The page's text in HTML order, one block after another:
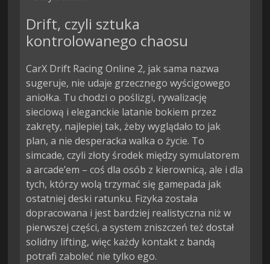
Drift, czyli sztuka
kontrolowanego chaosu
CarX Drift Racing Online 2, jak sama nazwa
sugeruje, nie udaje grzecznego wyścigowego
aniołka. Tu chodzi o poślizgi, rywalizację
sieciową i eleganckie latanie bokiem przez
zakręty, najlepiej tak, żeby wyglądało to jak
plan, a nie desperacka walka o życie. To
simcade, czyli złoty środek między symulatorem
a arcade’em – coś dla osób z kierownicą, ale i dla
tych, którzy wolą trzymać się gamepada jak
ostatniej deski ratunku. Fizyka została
dopracowana i jest bardziej realistyczna niż w
pierwszej części, a system zniszczeń też dostał
solidny lifting, więc każdy kontakt z bandą
potrafi zaboleć nie tylko ego.